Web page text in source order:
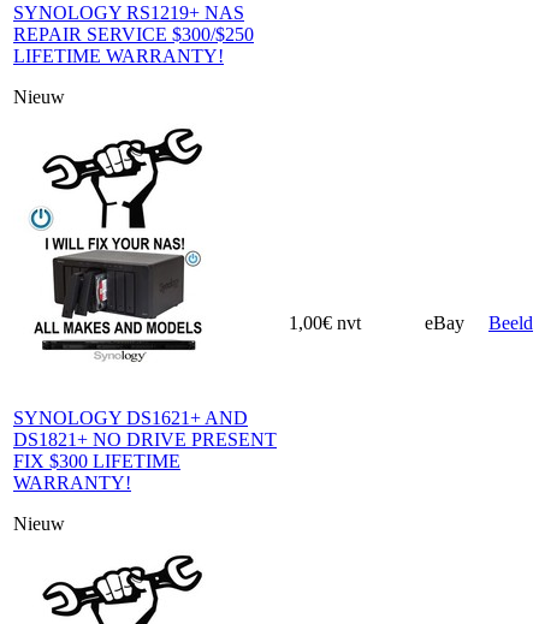
SYNOLOGY RS1219+ NAS
REPAIR SERVICE $300/$250
LIFETIME WARRANTY!
Nieuw
SYNOLOGY DS1621+ AND
DS1821+ NO DRIVE PRESENT
FIX $300 LIFETIME
WARRANTY!
Nieuw
1,00€ nvt eBay Beeld